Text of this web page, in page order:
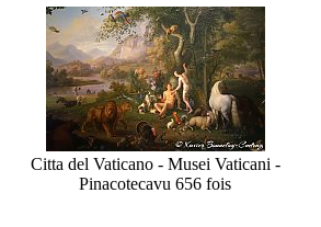
Citta del Vaticano - Musei Vaticani -
Pinacotecavu 656 fois